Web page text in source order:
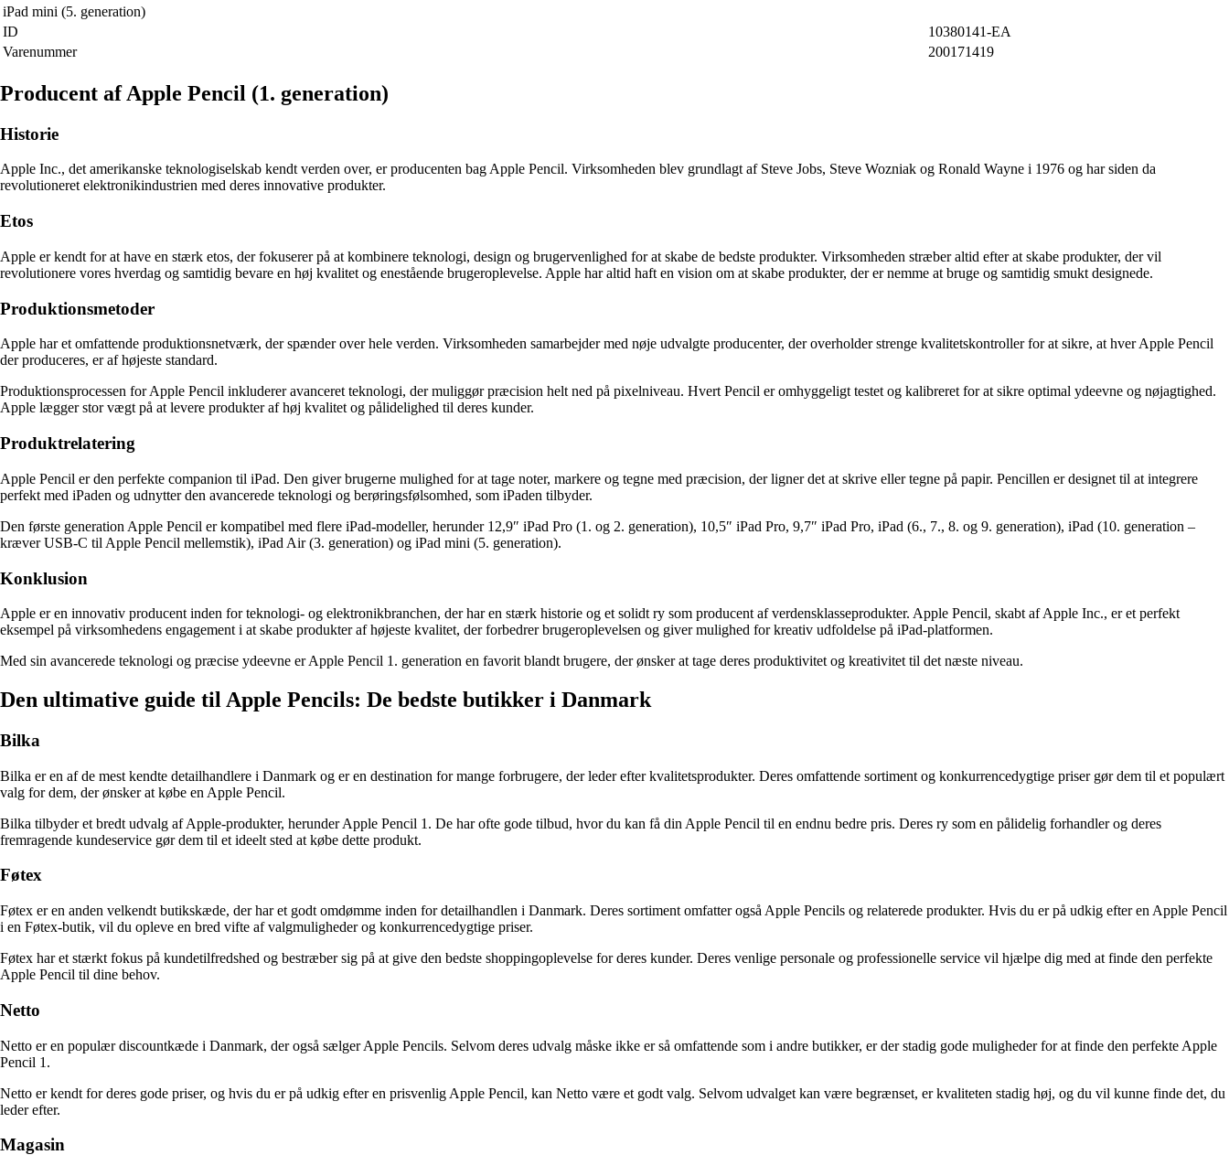
iPad mini (5. generation)
ID
10380141-EA
Varenummer
200171419
Producent af Apple Pencil (1. generation)
Historie
Apple Inc., det amerikanske teknologiselskab kendt verden over, er producenten bag Apple Pencil. Virksomheden blev grundlagt af Steve Jobs, Steve Wozniak og Ronald Wayne i 1976 og har siden da
revolutioneret elektronikindustrien med deres innovative produkter.
Etos
Apple er kendt for at have en stærk etos, der fokuserer på at kombinere teknologi, design og brugervenlighed for at skabe de bedste produkter. Virksomheden stræber altid efter at skabe produkter, der vil
revolutionere vores hverdag og samtidig bevare en høj kvalitet og enestående brugeroplevelse. Apple har altid haft en vision om at skabe produkter, der er nemme at bruge og samtidig smukt designede.
Produktionsmetoder
Apple har et omfattende produktionsnetværk, der spænder over hele verden. Virksomheden samarbejder med nøje udvalgte producenter, der overholder strenge kvalitetskontroller for at sikre, at hver Apple Pencil
der produceres, er af højeste standard.
Produktionsprocessen for Apple Pencil inkluderer avanceret teknologi, der muliggør præcision helt ned på pixelniveau. Hvert Pencil er omhyggeligt testet og kalibreret for at sikre optimal ydeevne og nøjagtighed.
Apple lægger stor vægt på at levere produkter af høj kvalitet og pålidelighed til deres kunder.
Produktrelatering
Apple Pencil er den perfekte companion til iPad. Den giver brugerne mulighed for at tage noter, markere og tegne med præcision, der ligner det at skrive eller tegne på papir. Pencillen er designet til at integrere
perfekt med iPaden og udnytter den avancerede teknologi og berøringsfølsomhed, som iPaden tilbyder.
Den første generation Apple Pencil er kompatibel med flere iPad-modeller, herunder 12,9″ iPad Pro (1. og 2. generation), 10,5″ iPad Pro, 9,7″ iPad Pro, iPad (6., 7., 8. og 9. generation), iPad (10. generation –
kræver USB-C til Apple Pencil mellemstik), iPad Air (3. generation) og iPad mini (5. generation).
Konklusion
Apple er en innovativ producent inden for teknologi- og elektronikbranchen, der har en stærk historie og et solidt ry som producent af verdensklasseprodukter. Apple Pencil, skabt af Apple Inc., er et perfekt
eksempel på virksomhedens engagement i at skabe produkter af højeste kvalitet, der forbedrer brugeroplevelsen og giver mulighed for kreativ udfoldelse på iPad-platformen.
Med sin avancerede teknologi og præcise ydeevne er Apple Pencil 1. generation en favorit blandt brugere, der ønsker at tage deres produktivitet og kreativitet til det næste niveau.
Den ultimative guide til Apple Pencils: De bedste butikker i Danmark
Bilka
Bilka er en af de mest kendte detailhandlere i Danmark og er en destination for mange forbrugere, der leder efter kvalitetsprodukter. Deres omfattende sortiment og konkurrencedygtige priser gør dem til et populært
valg for dem, der ønsker at købe en Apple Pencil.
Bilka tilbyder et bredt udvalg af Apple-produkter, herunder Apple Pencil 1. De har ofte gode tilbud, hvor du kan få din Apple Pencil til en endnu bedre pris. Deres ry som en pålidelig forhandler og deres
fremragende kundeservice gør dem til et ideelt sted at købe dette produkt.
Føtex
Føtex er en anden velkendt butikskæde, der har et godt omdømme inden for detailhandlen i Danmark. Deres sortiment omfatter også Apple Pencils og relaterede produkter. Hvis du er på udkig efter en Apple Pencil
i en Føtex-butik, vil du opleve en bred vifte af valgmuligheder og konkurrencedygtige priser.
Føtex har et stærkt fokus på kundetilfredshed og bestræber sig på at give den bedste shoppingoplevelse for deres kunder. Deres venlige personale og professionelle service vil hjælpe dig med at finde den perfekte
Apple Pencil til dine behov.
Netto
Netto er en populær discountkæde i Danmark, der også sælger Apple Pencils. Selvom deres udvalg måske ikke er så omfattende som i andre butikker, er der stadig gode muligheder for at finde den perfekte Apple
Pencil 1.
Netto er kendt for deres gode priser, og hvis du er på udkig efter en prisvenlig Apple Pencil, kan Netto være et godt valg. Selvom udvalget kan være begrænset, er kvaliteten stadig høj, og du vil kunne finde det, du
leder efter.
Magasin